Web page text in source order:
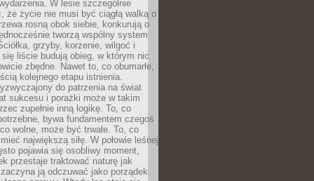
W lesie szczególnie
że życie nie musi być ciągłą walką o
rosną obok siebie, konkurują o
tworzą wspólny system
grzyby, korzenie, wilgoć i
się liście budują obieg, w którym nic
zbędne. Nawet to, co obumarłe,
kolejnego etapu istnienia.
do patrzenia na świat
sukcesu i porażki może w takim
zupełnie inną logikę. To, co
bywa fundamentem czegoś
wolne, może być trwałe. To, co
największą siłę. W połowie leśnej
pojawia się osobliwy moment,
przestaje traktować naturę jak
ją odczuwać jako porządek